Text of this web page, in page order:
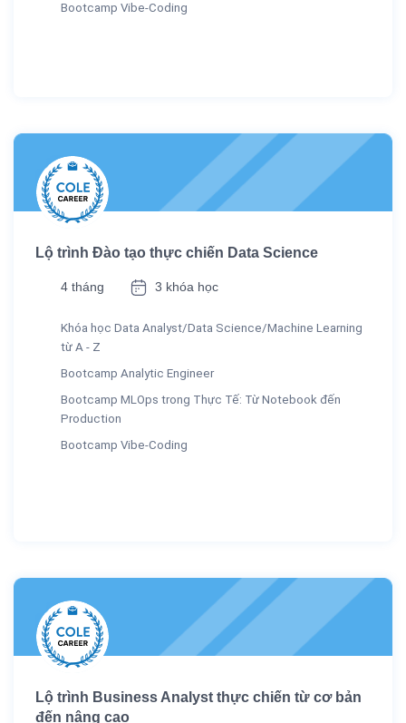
Bootcamp Vibe-Coding
Lộ trình Đào tạo thực chiến Data Science
4 tháng 3 khóa học
Khóa học Data Analyst/Data Science/Machine Learning
từ A - Z
Bootcamp Analytic Engineer
Bootcamp MLOps trong Thực Tế: Từ Notebook đến
Production
Bootcamp Vibe-Coding
Lộ trình Business Analyst thực chiến từ cơ bản
đến nâng cao